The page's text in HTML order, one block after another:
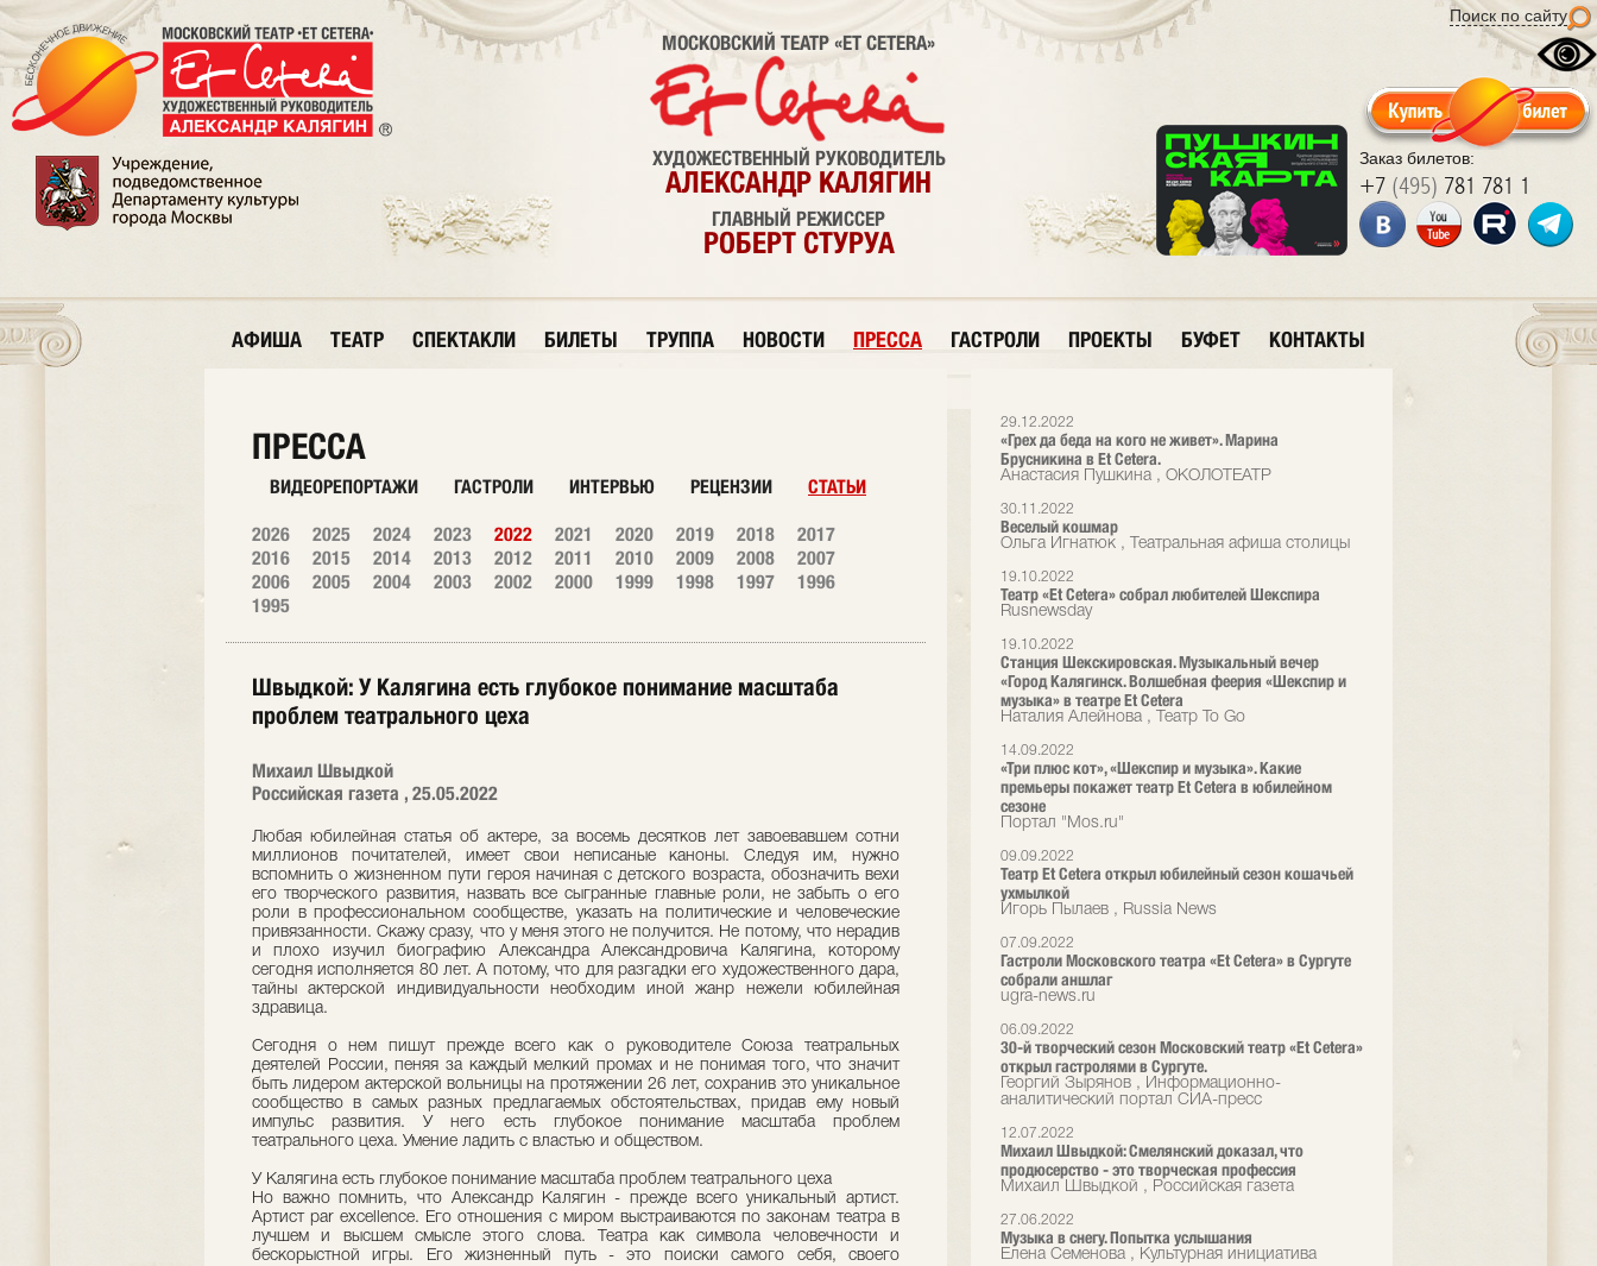
Поиск по сайту
Заказ билетов:
+7 (495) 781 781 1
МОСКОВСКИЙ ТЕАТР «ET CETERA»
ХУДОЖЕСТВЕННЫЙ РУКОВОДИТЕЛЬ
АЛЕКСАНДР КАЛЯГИН
ГЛАВНЫЙ РЕЖИССЕР
РОБЕРТ СТУРУА
АФИША ТЕАТР СПЕКТАКЛИ БИЛЕТЫ ТРУППА НОВОСТИ ПРЕССА ГАСТРОЛИ ПРОЕКТЫ БУФЕТ КОНТАКТЫ
29.12.2022
«Грех да беда на кого не живет». Марина
Брусникина в Et Cetera.
Анастасия Пушкина , ОКОЛОТЕАТР
30.11.2022
Веселый кошмар
Ольга Игнатюк , Театральная афиша столицы
19.10.2022
Театр «Et Cetera» собрал любителей Шекспира
Rusnewsday
19.10.2022
Станция Шекскировская. Музыкальный вечер
«Город Калягинск. Волшебная феерия «Шекспир и
музыка» в театре Et Cetera
Наталия Алейнова , Театр To Go
14.09.2022
«Три плюс кот», «Шекспир и музыка». Какие
премьеры покажет театр Et Cetera в юбилейном
сезоне
Портал "Mos.ru"
09.09.2022
Театр Et Cetera открыл юбилейный сезон кошачьей
ухмылкой
Игорь Пылаев , Russia News
07.09.2022
Гастроли Московского театра «Et Cetera» в Сургуте
собрали аншлаг
ugra-news.ru
06.09.2022
30-й творческий сезон Московский театр «Et Cetera»
открыл гастролями в Сургуте.
Георгий Зырянов , Информационно-
аналитический портал СИА-пресс
12.07.2022
Михаил Швыдкой: Смелянский доказал, что
продюсерство - это творческая профессия
Михаил Швыдкой , Российская газета
27.06.2022
Музыка в снегу. Попытка услышания
Елена Семенова , Культурная инициатива
ПРЕССА
ВИДЕОРЕПОРТАЖИ ГАСТРОЛИ ИНТЕРВЬЮ РЕЦЕНЗИИ СТАТЬИ
2026 2025 2024 2023 2022 2021 2020 2019 2018
2017
2016
2015 2014 2013 2012 2011 2010 2009 2008
2007
2006
2005 2004 2003 2002 2000 1999 1998 1997
1996
1995
Швыдкой: У Калягина есть глубокое понимание масштаба
проблем театрального цеха
Михаил Швыдкой
Российская газета , 25.05.2022
Любая юбилейная статья об актере, за восемь десятков лет завоевавшем сотни
миллионов почитателей, имеет свои неписаные каноны. Следуя им, нужно
вспомнить о жизненном пути героя начиная с детского возраста, обозначить вехи
его творческого развития, назвать все сыгранные главные роли, не забыть о его
роли в профессиональном сообществе, указать на политические и человеческие
привязанности. Скажу сразу, что у меня этого не получится. Не потому, что нерадив
и плохо изучил биографию Александра Александровича Калягина, которому
сегодня исполняется 80 лет. А потому, что для разгадки его художественного дара,
тайны актерской индивидуальности необходим иной жанр нежели юбилейная
здравица.
Сегодня о нем пишут прежде всего как о руководителе Союза театральных
деятелей России, пеняя за каждый мелкий промах и не понимая того, что значит
быть лидером актерской вольницы на протяжении 26 лет, сохранив это уникальное
сообщество в самых разных предлагаемых обстоятельствах, придав ему новый
импульс развития. У него есть глубокое понимание масштаба проблем
театрального цеха. Умение ладить с властью и обществом.
У Калягина есть глубокое понимание масштаба проблем театрального цеха
Но важно помнить, что Александр Калягин - прежде всего уникальный артист.
Артист par excellence. Его отношения с миром выстраиваются по законам театра в
лучшем и высшем смысле этого слова. Театра как символа человечности и
бескорыстной игры. Его жизненный путь - это поиски самого себя, своего